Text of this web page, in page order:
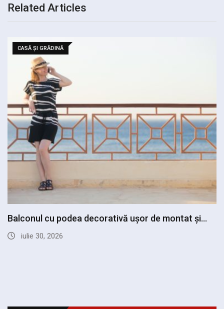
Related Articles
CASĂ ȘI GRĂDINĂ
Casa cu pervazuri decorate frumos: plante, cărți
și…